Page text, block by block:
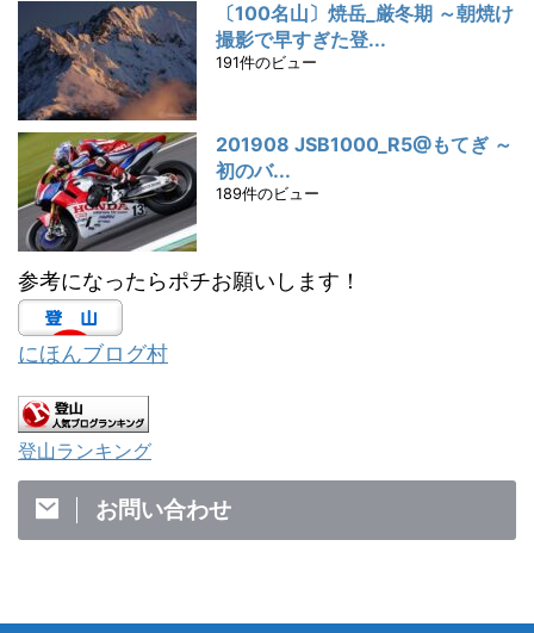
〔100名山〕焼岳_厳冬期 ～朝焼け
撮影で早すぎた登...
191件のビュー
201908 JSB1000_R5@もてぎ ～
初のバ...
189件のビュー
参考になったらポチお願いします！
にほんブログ村
登山ランキング
お問い合わせ